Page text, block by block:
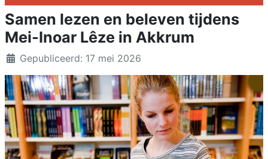
Samen lezen en beleven tijdens
Mei-Inoar Lêze in Akkrum
DetailsGepubliceerd: 17 mei 2026